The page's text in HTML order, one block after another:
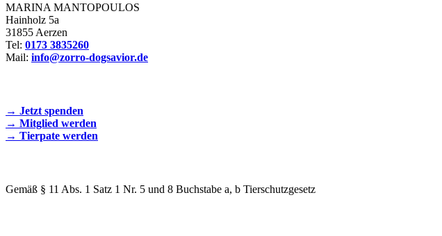
MARINA MANTOPOULOS
Hainholz 5a
31855 Aerzen
Tel: 0173 3835260
Mail: info@zorro-dogsavior.de
→ Jetzt spenden
→ Mitglied werden
→ Tierpate werden
Gemäß § 11 Abs. 1 Satz 1 Nr. 5 und 8 Buchstabe a, b Tierschutzgesetz